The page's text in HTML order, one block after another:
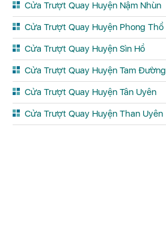
Cửa Trượt Quay Huyện Nậm Nhùn
Cửa Trượt Quay Huyện Phong Thổ
Cửa Trượt Quay Huyện Sìn Hồ
Cửa Trượt Quay Huyện Tam Đường
Cửa Trượt Quay Huyện Tân Uyên
Cửa Trượt Quay Huyện Than Uyên